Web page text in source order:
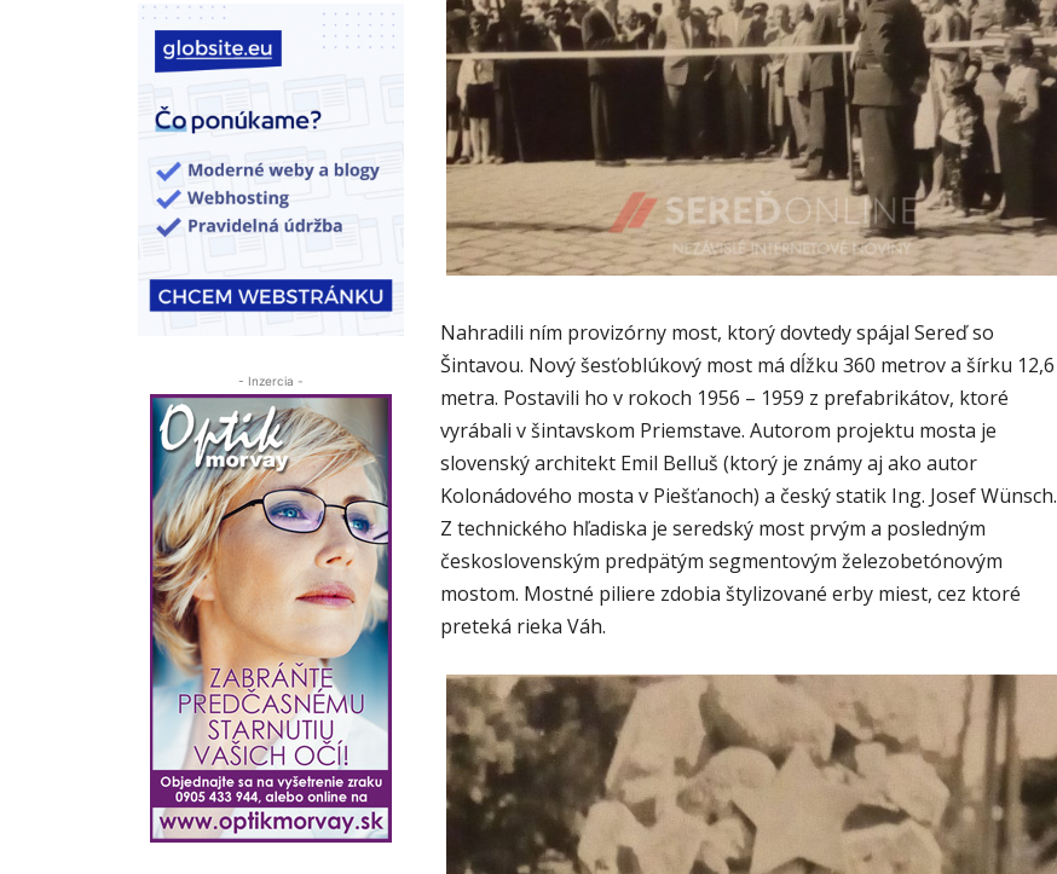
- Inzercia -
Nahradili ním provizórny most, ktorý dovtedy spájal Sereď so
Šintavou. Nový šesťoblúkový most má dĺžku 360 metrov a šírku 12,6
metra. Postavili ho v rokoch 1956 – 1959 z prefabrikátov, ktoré
vyrábali v šintavskom Priemstave. Autorom projektu mosta je
slovenský architekt Emil Belluš (ktorý je známy aj ako autor
Kolonádového mosta v Piešťanoch) a český statik Ing. Josef Wünsch.
Z technického hľadiska je seredský most prvým a posledným
československým predpätým segmentovým železobetónovým
mostom. Mostné piliere zdobia štylizované erby miest, cez ktoré
preteká rieka Váh.